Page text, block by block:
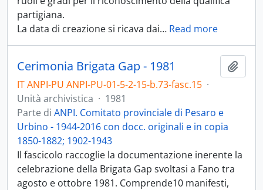
partigiana.
La data di creazione si ricava dai… Read more
Cerimonia Brigata Gap - 1981
IT ANPI-PU ANPI-PU-01-5-2-15-b.73-fasc.15 ·
Unità archivistica · 1981
Parte di ANPI. Comitato provinciale di Pesaro e
Urbino - 1944-2016 con docc. originali e in copia
1850-1882; 1902-1943
Il fascicolo raccoglie la documentazione inerente la
celebrazione della Brigata Gap svoltasi a Fano tra
agosto e ottobre 1981. Comprende10 manifesti,